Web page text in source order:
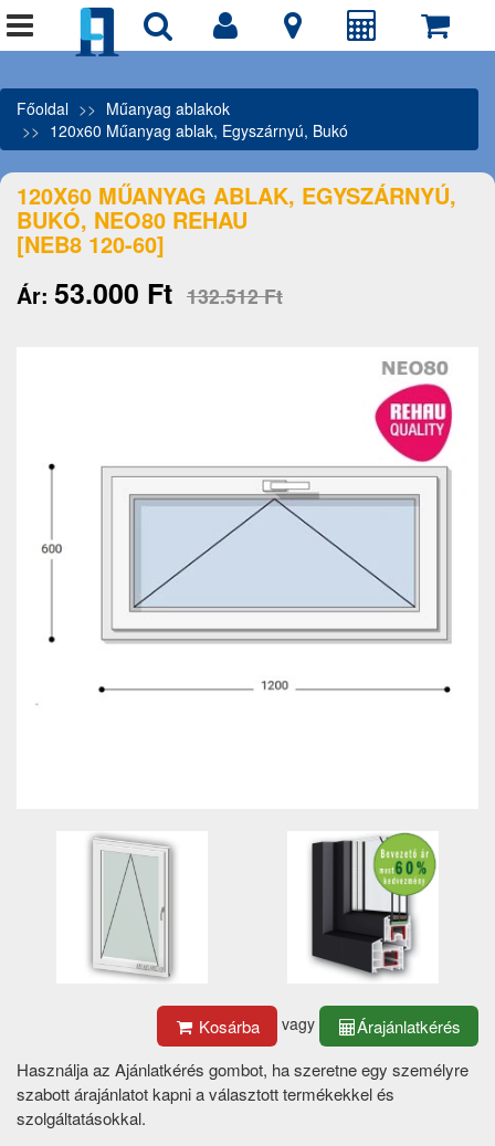
Főoldal
Műanyag ablakok
120x60 Műanyag ablak, Egyszárnyú, Bukó
120X60 MŰANYAG ABLAK, EGYSZÁRNYÚ,
BUKÓ, NEO80 REHAU
[NEB8 120-60]
Ár: 53.000 Ft 132.512 Ft
Kosárba vagy
Árajánlatkérés
Használja az Ajánlatkérés gombot, ha szeretne egy személyre
szabott árajánlatot kapni a választott termékekkel és
szolgáltatásokkal.